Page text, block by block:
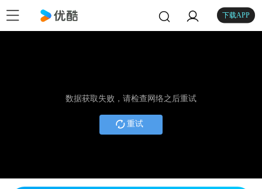
下载APP
数据获取失败，请检查网络之后重试
重试